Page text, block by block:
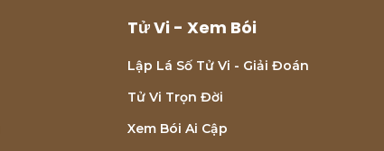
Tử Vi - Xem Bói
Lập Lá Số Tử Vi - Giải Đoán
Tử Vi Trọn Đời
Xem Bói Ai Cập